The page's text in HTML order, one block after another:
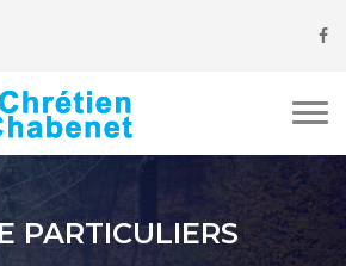
PARTICULIERS